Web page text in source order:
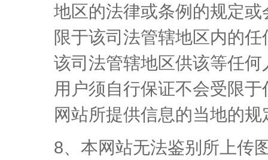
地区的法律或条例的规定
限于该司法管辖地区内的
该司法管辖地区供该等任
用户须自行保证不会受限
网站所提供信息的当地的规
8、本网站无法鉴别所上传